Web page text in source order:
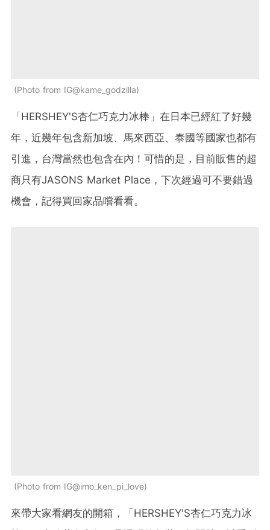
Photo from IG@kame_godzilla
「HERSHEY'S杏仁巧克力冰棒」在日本已經紅了好幾
年，近幾年包含新加坡、馬來西亞、泰國等國家也都有
引進，台灣當然也包含在內！可惜的是，目前販售的超
商只有JASONS Market Place，下次經過可不要錯過
機會，記得買回家品嚐看看。
Photo from IG@imo_ken_pi_love
來帶大家看網友的開箱，「HERSHEY'S杏仁巧克力冰